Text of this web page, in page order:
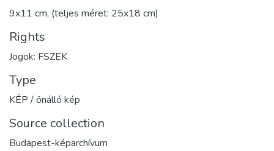
9x11 cm, (teljes méret: 25x18 cm)
Rights
Jogok: FSZEK
Type
KÉP / önálló kép
Source collection
Budapest-képarchívum